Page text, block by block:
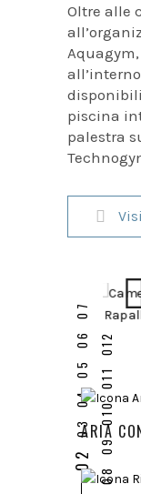
Oltre alle
piscina
palestra
ARIA